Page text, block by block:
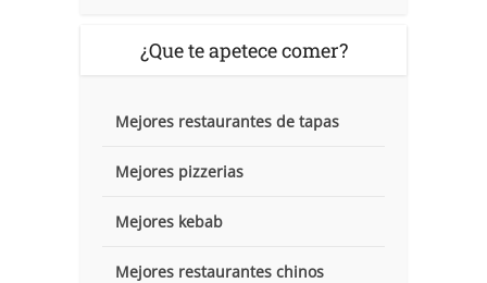
¿Que te apetece comer?
Mejores restaurantes de tapas
Mejores pizzerias
Mejores kebab
Mejores restaurantes chinos